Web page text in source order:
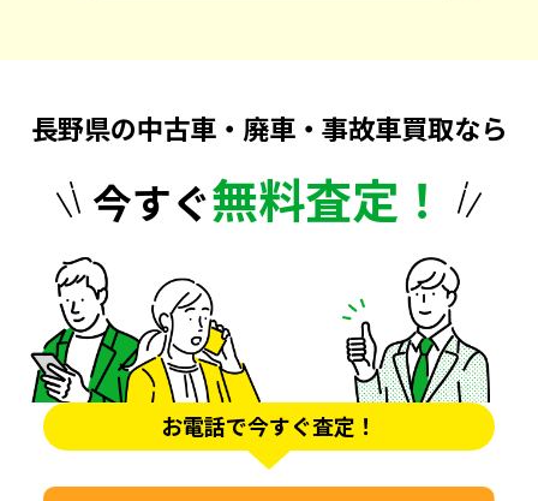
長野県の中古車・廃車・事故車買取なら
今すぐ無料査定！
お電話で今すぐ査定！